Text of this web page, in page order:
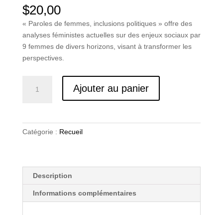
$20,00
« Paroles de femmes, inclusions politiques » offre des
analyses féministes actuelles sur des enjeux sociaux par
9 femmes de divers horizons, visant à transformer les
perspectives.
inclusions
Ajouter au panier
Catégorie : Recueil
Description
Informations complémentaires